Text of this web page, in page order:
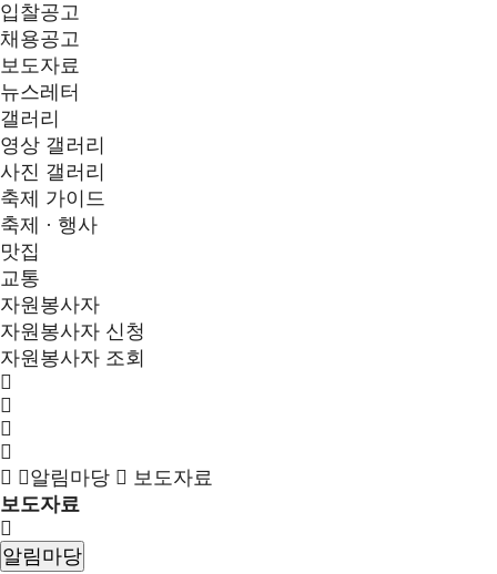
입찰공고
채용공고
보도자료
뉴스레터
갤러리
영상 갤러리
사진 갤러리
축제 가이드
축제 · 행사
맛집
교통
자원봉사자
자원봉사자 신청
자원봉사자 조회
알림마당
보도자료
보도자료
알림마당